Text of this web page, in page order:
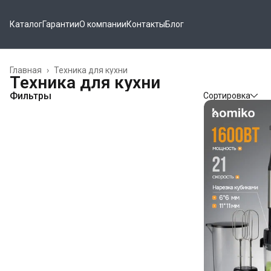
КаталогГарантииО компанииКонтактыБлог
Техника для кухни
Главная ›
Техника для кухни
Фильтры Сортировка